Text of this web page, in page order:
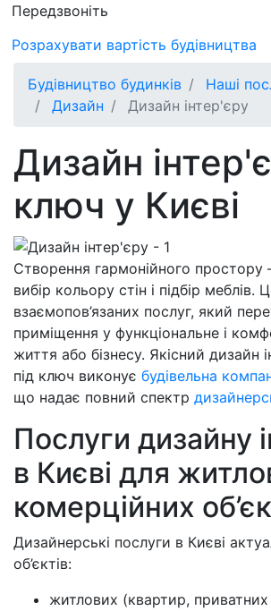
Передзвоніть
Розрахувати вартість будівництва
Будівництво будинків
Наші
Дизайн
Дизайн інтер'єру
Дизайн
ключ у Києві
Створення гармонійного простору
вибір кольору стін і підбір меблів.
взаємопов’язаних послуг, який
приміщення у функціональне і
життя або бізнесу. Якісний дизайн
під ключ виконує будівельна
що надає повний спектр
Послуги дизайну
в Києві для
комерційних
Дизайнерські послуги в Києві
об’єктів:
житлових (квартир, приватних